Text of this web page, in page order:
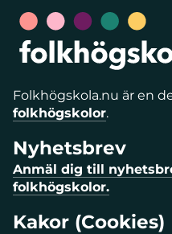
Folkhögskola.nu är en
folkhögskolor.
Nyhetsbrev
Anmäl dig till
folkhögskolor.
Kakor (Cookies)